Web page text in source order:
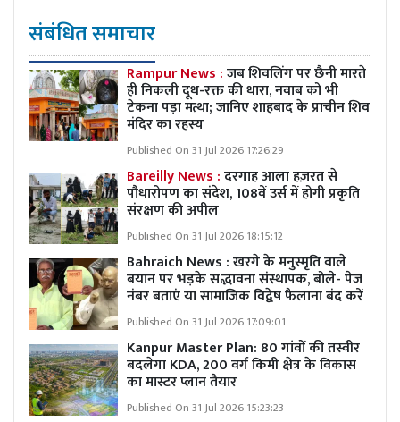
संबंधित समाचार
Rampur News :जब शिवलिंग पर छैनी मारते
ही निकली दूध-रक्त की धारा, नवाब को भी
टेकना पड़ा मत्था; जानिए शाहबाद के प्राचीन शिव
मंदिर का रहस्य
Published On 31 Jul 2026 17:26:29
Bareilly News :दरगाह आला हज़रत से
पौधारोपण का संदेश, 108वें उर्स में होगी प्रकृति
संरक्षण की अपील
Published On 31 Jul 2026 18:15:12
Bahraich News : खरगे के मनुस्मृति वाले
बयान पर भड़के सद्भावना संस्थापक, बोले- पेज
नंबर बताएं या सामाजिक विद्वेष फैलाना बंद करें
Published On 31 Jul 2026 17:09:01
Kanpur Master Plan: 80 गांवों की तस्वीर
बदलेगा KDA, 200 वर्ग किमी क्षेत्र के विकास
का मास्टर प्लान तैयार
Published On 31 Jul 2026 15:23:23